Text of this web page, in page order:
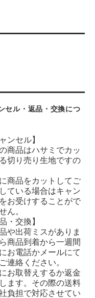
セル・返品・交換につ
ンセル】
商品はハサミでカッ
切り売り生地ですの
商品をカットしてご
ている場合はキャン
お受けすることがで
ん。
・交換】
や出荷ミスがありま
商品到着から一週間
お電話かメールにて
連絡ください。
お取替えするか返金
ます。その際の送料
負担で対応させてい